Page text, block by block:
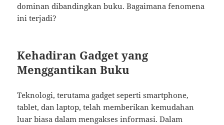
dominan dibandingkan buku. Bagaimana fenomena
ini terjadi?
Kehadiran Gadget yang
Menggantikan Buku
Teknologi, terutama gadget seperti smartphone,
tablet, dan laptop, telah memberikan kemudahan
luar biasa dalam mengakses informasi. Dalam